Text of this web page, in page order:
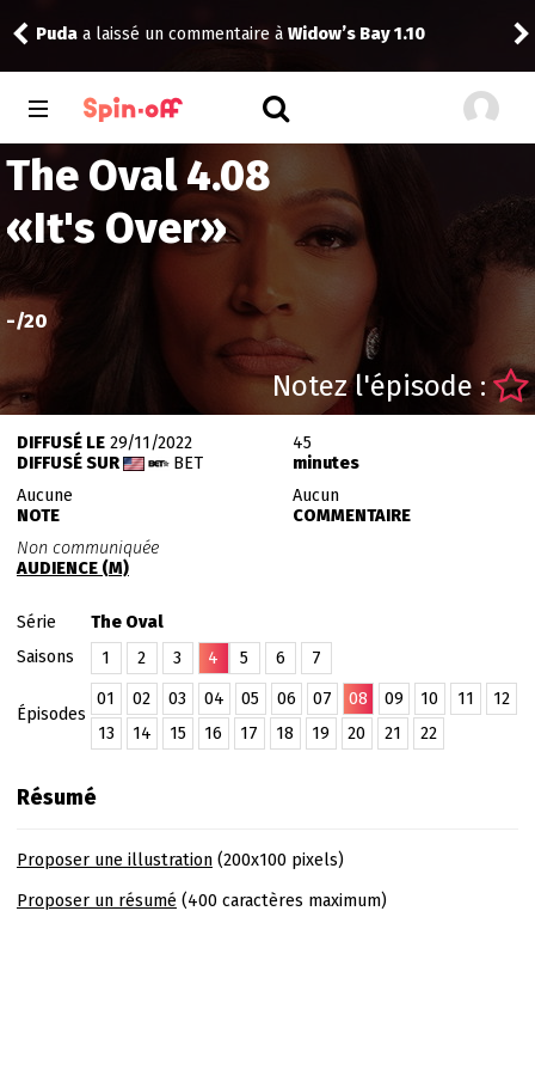
Puda a laissé un commentaire à Widow’s Bay 1.10
The Oval 4.08
«It's Over»
-/20
Notez l'épisode :
DIFFUSÉ LE29/11/2022
DIFFUSÉ SUR
BET
45
minutes
Aucune
NOTE
Aucun
COMMENTAIRE
Non communiquée
AUDIENCE (M)
Série
The Oval
Saisons
1 2 3 4 5 6 7
Épisodes
01 02 03 04 05 06 07 08 09 10 11
12
13
14 15 16 17 18 19 20 21 22
Résumé
Proposer une illustration(200x100 pixels)
Proposer un résumé (400 caractères maximum)